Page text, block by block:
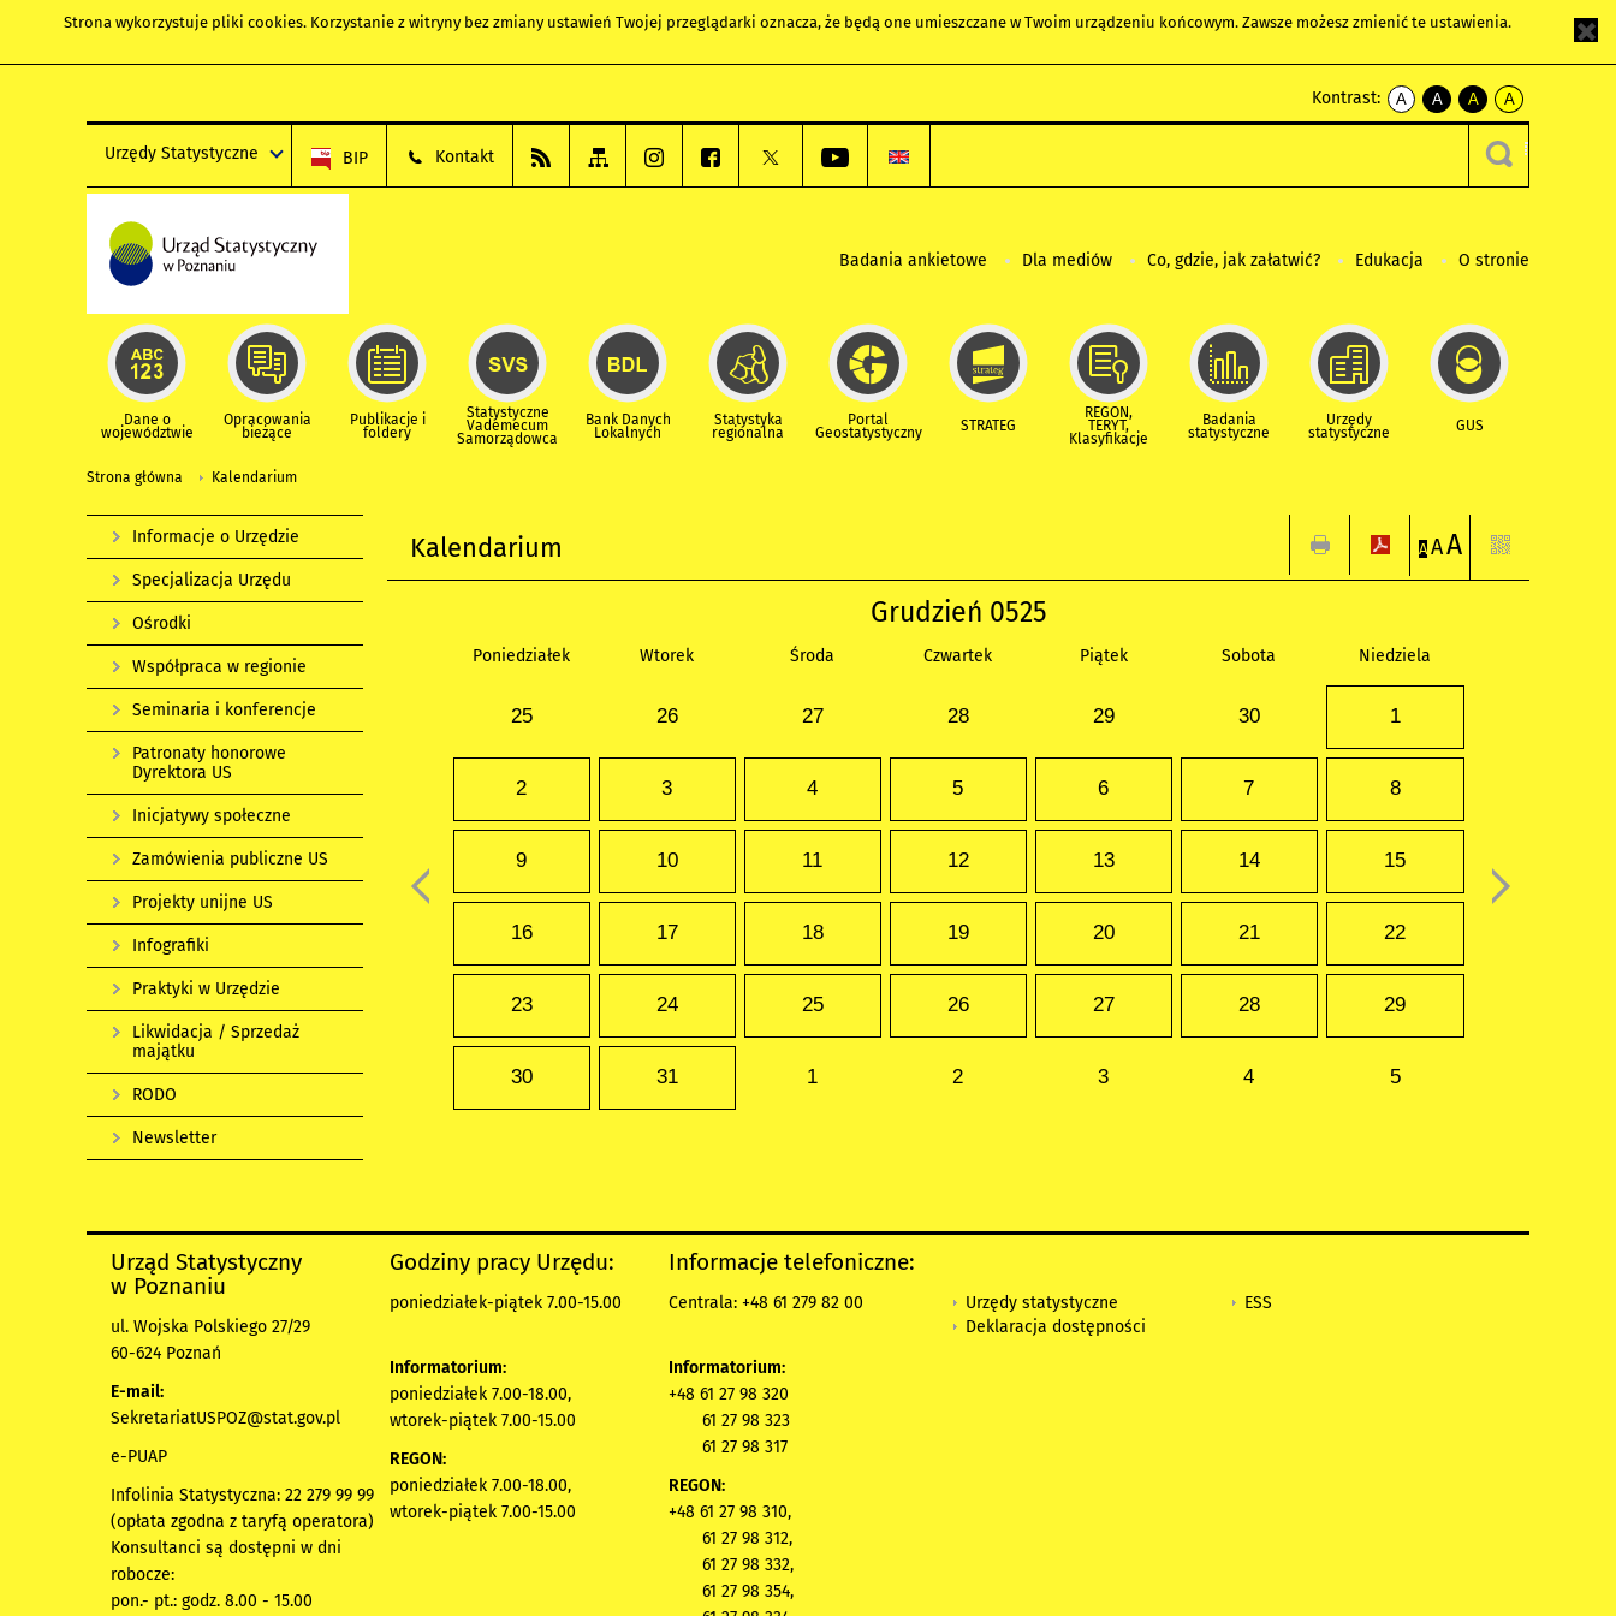
Strona wykorzystuje pliki cookies. Korzystanie z witryny bez zmiany ustawień Twojej przeglądarki oznacza, że będą one umieszczane w Twoim urządzeniu końcowym. Zawsze możesz zmienić te ustawienia.
Kontrast:
A
kontrast
A
kontrast
czarnym
A
kontrast
żółty
tekst
czarnym
A
kontrast
czarny
tekst
żółtym
Urzędy Statystyczne BIP Kontakt
Badania ankietowe Dla mediów Co, gdzie, jak załatwić? Edukacja O stronie
Dane o
województwie
Opracowania
bieżące
Publikacje i
foldery
Statystyczne
Vademecum
Samorządowca
Bank Danych
Lokalnych
Statystyka
regionalna
Portal
Geostatystyczny STRATEG
REGON,
TERYT,
Klasyfikacje
Badania
statystyczne
Urzędy
statystyczne GUS
Strona główna Kalendarium
Kalendarium A AA
Grudzień 0525
Poniedziałek Wtorek Środa Czwartek Piątek Sobota Niedziela
25 26 27 28 29 30 1
2 3 4 5 6 7 8
9 10 11 12 13 14 15
16 17 18 19 20 21 22
23 24 25 26 27 28 29
30 31 1 2 3 4 5
Informacje o Urzędzie
Specjalizacja Urzędu
Ośrodki
Współpraca w regionie
Seminaria i konferencje
Patronaty honorowe
Dyrektora US
Inicjatywy społeczne
Zamówienia publiczne US
Projekty unijne US
Infografiki
Praktyki w Urzędzie
Likwidacja / Sprzedaż
majątku
RODO
Newsletter
Urząd Statystyczny
w Poznaniu
ul. Wojska Polskiego 27/29
60-624 Poznań
E-mail:
SekretariatUSPOZ@stat.gov.pl
e-PUAP
Infolinia Statystyczna: 22 279 99 99
(opłata zgodna z taryfą operatora)
Konsultanci są dostępni w dni
robocze:
pon.- pt.: godz. 8.00 - 15.00
Godziny pracy Urzędu:
poniedziałek-piątek 7.00-15.00
Informatorium:
poniedziałek 7.00-18.00,
wtorek-piątek 7.00-15.00
REGON:
poniedziałek 7.00-18.00,
wtorek-piątek 7.00-15.00
Informacje telefoniczne:
Centrala: +48 61 279 82 00
Informatorium:
+48 61 27 98 320
61 27 98 323
61 27 98 317
REGON:
+48 61 27 98 310,
61 27 98 312,
61 27 98 332,
61 27 98 354,
Urzędy statystyczne
Deklaracja dostępności
ESS